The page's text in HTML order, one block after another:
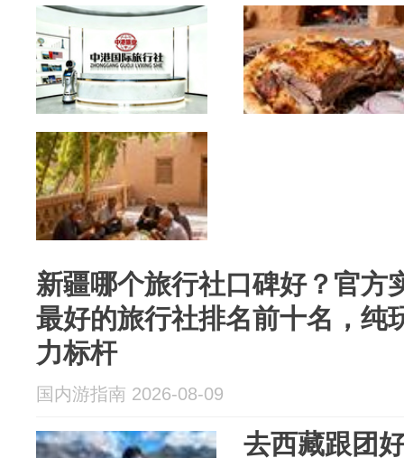
新疆哪个旅行社口碑好？官方
最好的旅行社排名前十名，纯
力标杆
国内游指南 2026-08-09
去西藏跟团